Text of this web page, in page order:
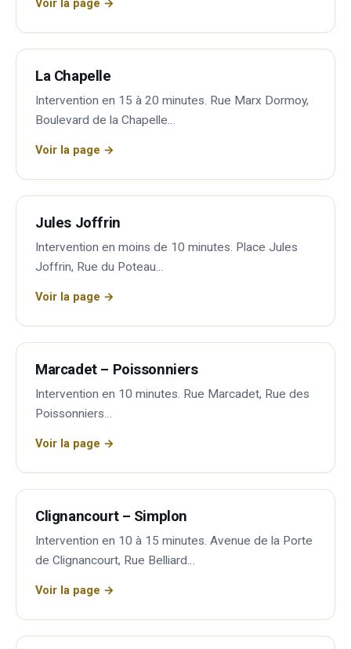
Voir la page →
La Chapelle
Intervention en 15 à 20 minutes. Rue Marx Dormoy,
Boulevard de la Chapelle…
Voir la page →
Jules Joffrin
Intervention en moins de 10 minutes. Place Jules
Joffrin, Rue du Poteau…
Voir la page →
Marcadet – Poissonniers
Intervention en 10 minutes. Rue Marcadet, Rue des
Poissonniers…
Voir la page →
Clignancourt – Simplon
Intervention en 10 à 15 minutes. Avenue de la Porte
de Clignancourt, Rue Belliard…
Voir la page →